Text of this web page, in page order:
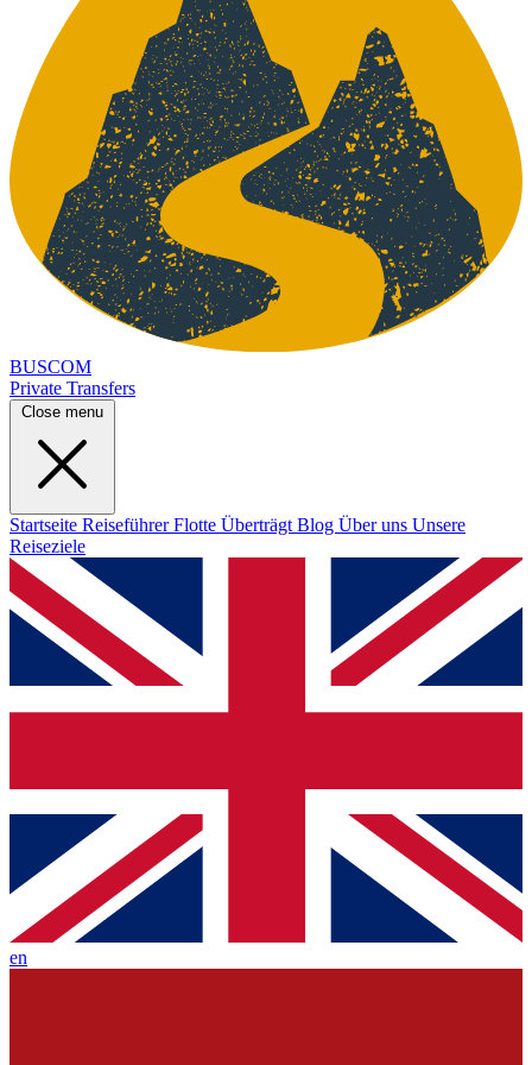
BUSCOM
Private Transfers
Close menu
Startseite ReiseführerFlotte Überträgt Blog Über uns Unsere
Reiseziele
en